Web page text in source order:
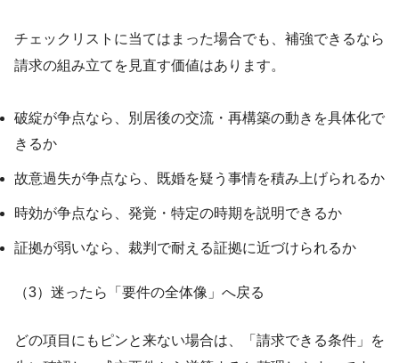
チェックリストに当てはまった場合でも、補強できるなら
請求の組み立てを見直す価値はあります。
破綻が争点なら、別居後の交流・再構築の動きを具体化で
きるか
故意過失が争点なら、既婚を疑う事情を積み上げられるか
時効が争点なら、発覚・特定の時期を説明できるか
証拠が弱いなら、裁判で耐える証拠に近づけられるか
（3）迷ったら「要件の全体像」へ戻る
どの項目にもピンと来ない場合は、「請求できる条件」を